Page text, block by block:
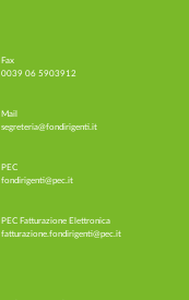
Fax
0039 06 5903912
Mail
segreteria@fondirigenti.it
PEC
fondirigenti@pec.it
PEC Fatturazione Elettronica
fatturazione.fondirigenti@pec.it